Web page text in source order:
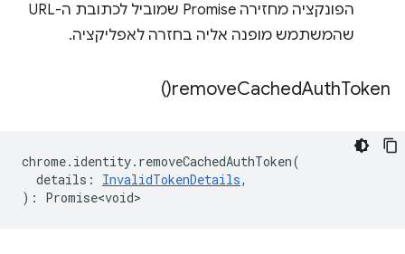
הפונקציה מחזירה Promise שמוביל לכתובת ה-URL
שהמשתמש מופנה אליה בחזרה לאפליקציה.
removeCachedAuthToken(
)
chrome. identity. removeCachedAuthToken(
details : InvalidTokenDetails,
) : Promise<void>